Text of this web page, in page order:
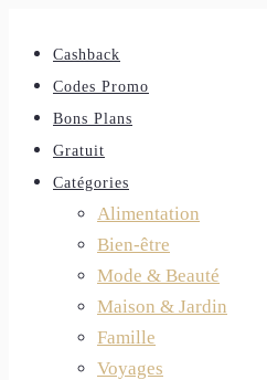
Cashback
Codes Promo
Bons Plans
Gratuit
Catégories
Alimentation
Bien-être
Mode & Beauté
Maison & Jardin
Famille
Voyages